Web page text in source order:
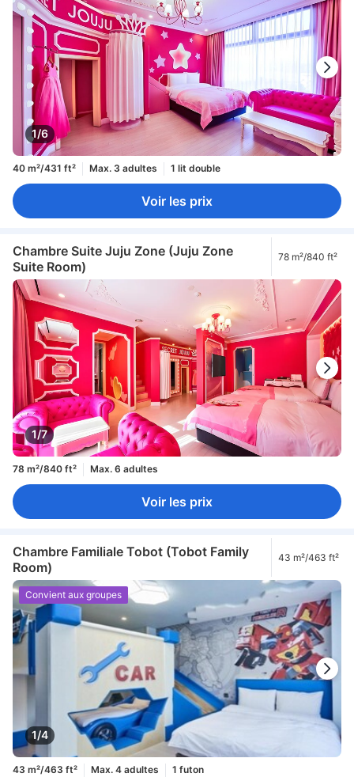
1/6
40 m²/431 ft² Max. 3 adultes 1 lit double
Voir les prix
Chambre Suite Juju Zone (Juju Zone
Suite Room)
78 m²/840 ft²
1/7
78 m²/840 ft² Max. 6 adultes
Voir les prix
Chambre Familiale Tobot (Tobot Family
Room)
43 m²/463 ft²
1/4
Convient aux groupes
43 m²/463 ft² Max. 4 adultes 1 futon